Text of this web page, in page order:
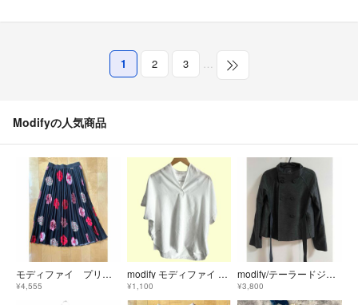
1 2 3 …
Modifyの人気商品
モディファイ プリーツロングスカート 黒地花柄
¥4,555
modify モディファイ 半袖カットソー 40 ホワイト 無地 H610
¥1,100
modify/テーラードジャケット
¥3,800